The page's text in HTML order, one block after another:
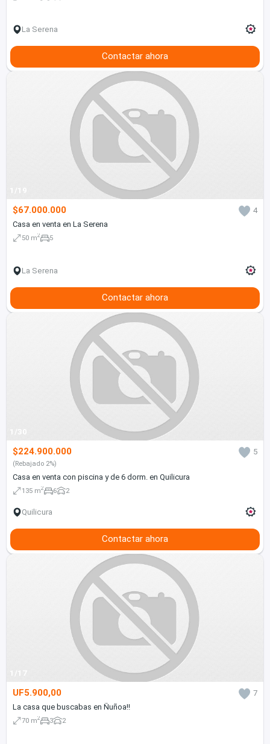
La Serena
Contactar ahora
1/19
$67.000.000
4
Casa en venta en La Serena
50 m2 5
La Serena
Contactar ahora
1/30
$224.900.000 5
(Rebajado 2%)
Casa en venta con piscina y de 6 dorm. en Quilicura
135 m2 6 2
Quilicura
Contactar ahora
1/17
UF5.900,00
7
La casa que buscabas en Ñuñoa!!
70 m2 3 2